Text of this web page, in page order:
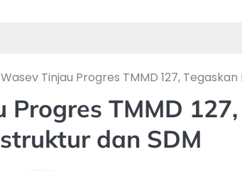
Wasev Tinjau Progres TMMD 127,
Progres TMMD
dan SDM